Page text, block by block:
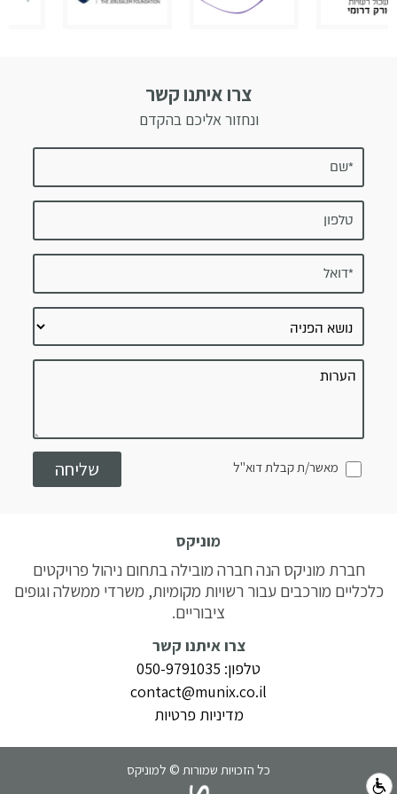
צרו איתנו קשר
ונחזור אליכם בהקדם
מאשר/ת קבלת דוא"ל
מוניקס
חברת מוניקס הנה חברה מובילה בתחום ניהול פרויקטים
כלכליים מורכבים עבור רשויות מקומיות, משרדי ממשלה וגופים
ציבוריים.
צרו איתנו קשר
טלפון: 050-9791035
contact@munix.co.il
מדיניות פרטיות
כל הזכויות שמורות © למוניקס